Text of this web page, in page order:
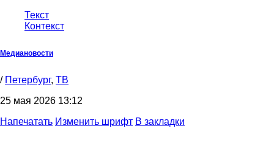
Текст
Контекст
Медиановости
/ Петербург, ТВ
25 мая 2026 13:12
Напечатать Изменить шрифт В закладки